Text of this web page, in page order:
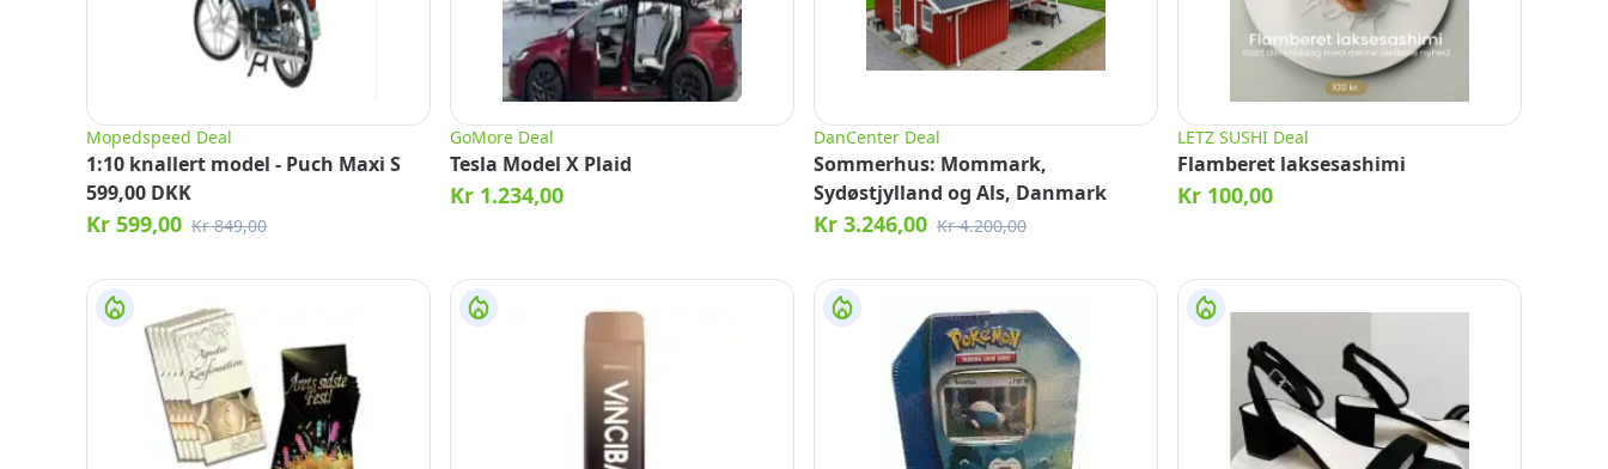
Mopedspeed Deal
1:10 knallert model - Puch Maxi S
599,00 DKK
Kr 599,00 Kr 849,00
GoMore Deal
Tesla Model X Plaid
Kr 1.234,00
DanCenter Deal
Sommerhus: Mommark,
Sydøstjylland og Als, Danmark
Kr 3.246,00 Kr 4.200,00
LETZ SUSHI Deal
Flamberet laksesashimi
Kr 100,00